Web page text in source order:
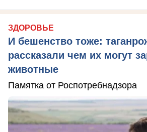
ЗДОРОВЬЕ
И бешенство тоже:
рассказали чем их могут
животные
Памятка от Роспотребнадзора